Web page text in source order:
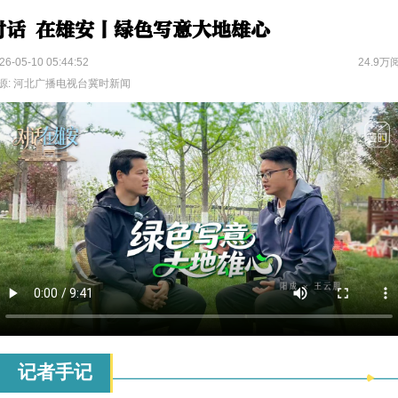
话 在雄安丨绿色写意大地雄心
05-10 05:44:52
24.9万
: 河北广播电视台冀时新闻
记者手记